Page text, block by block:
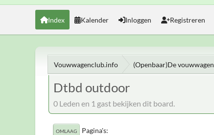
Index Kalender Inloggen Registreren
Vouwwagenclub.info (Openbaar)De vouwwagen
Dtbd outdoor
0 Leden en 1 gast bekijken dit board.
OMLAAG Pagina's